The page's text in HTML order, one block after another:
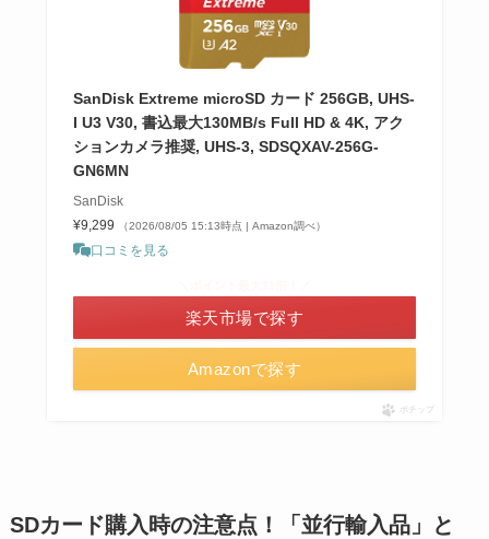
SanDisk Extreme microSD カード 256GB, UHS-
I U3 V30, 書込最大130MB/s Full HD & 4K, アク
ションカメラ推奨, UHS-3, SDSQXAV-256G-
GN6MN
SanDisk
¥9,299
（2026/08/05 15:13時点 | Amazon調べ）
口コミを見る
Amazonで探す
楽天市場で探す
ポチップ
SDカード購入時の注意点！「並行輸入品」と